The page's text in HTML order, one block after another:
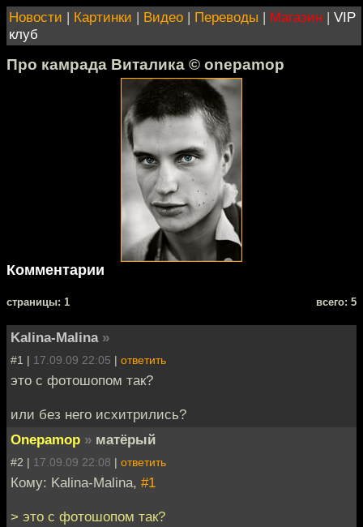
Новости | Картинки | Видео | Переводы | Магазин | VIP
клуб
Про камрада Виталика © onepamop
Комментарии
cтраницы: 1 всего: 5
Kalina-Malina »
#1 | 17.09.09 22:05 | ответить
это с фотошопом так?
или без него исхитрились?
Onepamop » матёрый
#2 | 17.09.09 22:08 | ответить
Кому: Kalina-Malina, #1
> это с фотошопом так?